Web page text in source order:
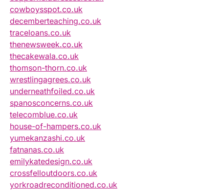
cowboysspot.co.uk
decemberteaching.co.uk
traceloans.co.uk
thenewsweek.co.uk
thecakewala.co.uk
thomson-thorn.co.uk
wrestlingagrees.co.uk
underneathfoiled.co.uk
spanosconcerns.co.uk
telecomblue.co.uk
house-of-hampers.co.uk
yumekanzashi.co.uk
fatnanas.co.uk
emilykatedesign.co.uk
crossfelloutdoors.co.uk
yorkroadreconditioned.co.uk